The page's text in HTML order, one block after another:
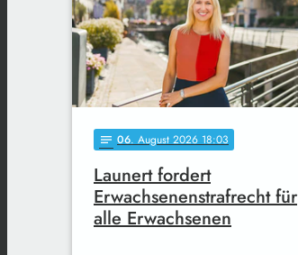
notes 06. August 2026 18:03
Launert fordert
Erwachsenenstrafrecht für
alle Erwachsenen